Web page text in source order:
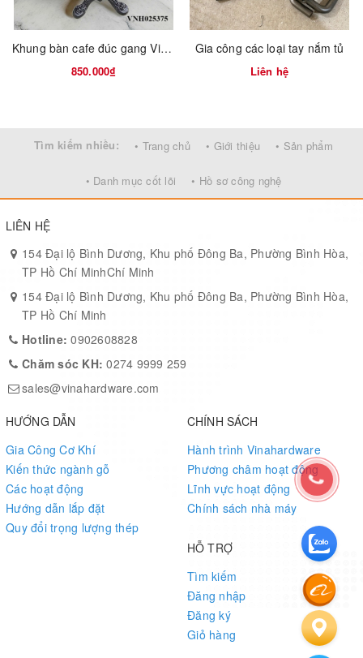
Khung bàn cafe đúc gang Vinahardware
850.000₫
Gia công các loại tay nắm tủ
Liên hệ
Tìm kiếm nhiều: • Trang chủ • Giới thiệu • Sản phẩm
• Danh mục cốt lõi • Hồ sơ công nghệ
LIÊN HỆ
154 Đại lộ Bình Dương, Khu phố Đông Ba, Phường Bình Hòa,
TP Hồ Chí MinhChí Minh
154 Đại lộ Bình Dương, Khu phố Đông Ba, Phường Bình Hòa,
TP Hồ Chí Minh
Hotline:0902608828
Chăm sóc KH:0274 9999 259
sales@vinahardware.com
HƯỚNG DẪN
Gia Công Cơ Khí
Kiến thức ngành gỗ
Các hoạt động
Hướng dẫn lắp đặt
Quy đổi trọng lượng thép
CHÍNH SÁCH
Hành trình Vinahardware
Phương châm hoạt động
Lĩnh vực hoạt động
Chính sách nhà máy
HỖ TRỢ
Tìm kiếm
Đăng nhập
Đăng ký
Giỏ hàng